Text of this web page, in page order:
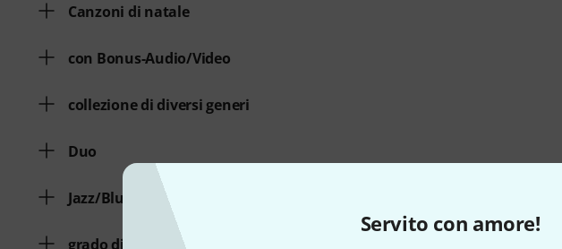
Servito con amore!
Canzoni di natale
con Bonus-Audio/Video
collezione di diversi generi
Duo
Jazz/Blues
grado di difficoltà